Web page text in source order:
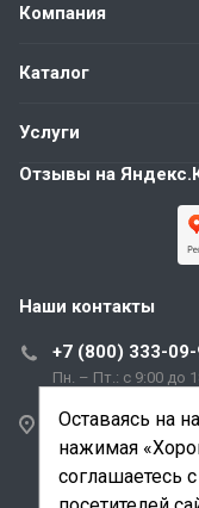
Компания
Каталог
Услуги
Отзывы на
Наши контакты
+7 (800) 333-
Пн. – Пт.: с 9:00 до
Санкт-Петербург,
ул. Трефолева,
лит. АБ
Оставаясь на
нажимая
соглашаетесь